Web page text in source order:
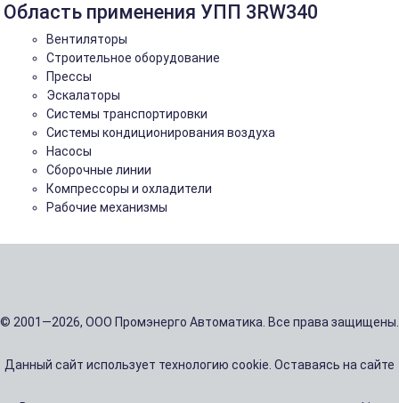
Область применения УПП 3RW340
Вентиляторы
Строительное оборудование
Прессы
Эскалаторы
Системы транспортировки
Системы кондиционирования воздуха
Насосы
Сборочные линии
Компрессоры и охладители
Рабочие механизмы
© 2001—2026, ООО Промэнерго Автоматика. Все права защищены.
Данный сайт использует технологию cookie. Оставаясь на сайте